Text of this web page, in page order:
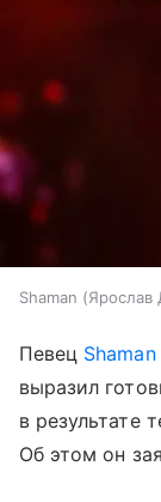
Shaman (Ярослав
Певец Shaman
выразил
в результате
Об этом он